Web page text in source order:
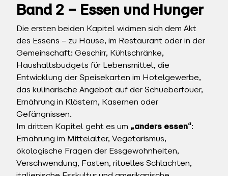
Band 2 – Essen und Hunger
Die ersten beiden Kapitel widmen sich dem Akt
des Essens – zu Hause, im Restaurant oder in der
Gemeinschaft: Geschirr, Kühlschränke,
Haushaltsbudgets für Lebensmittel, die
Entwicklung der Speisekarten im Hotelgewerbe,
das kulinarische Angebot auf der Schueberfouer,
Ernährung in Klöstern, Kasernen oder
Gefängnissen.
Im dritten Kapitel geht es um „anders essen“:
Ernährung im Mittelalter, Vegetarismus,
ökologische Fragen der Essgewohnheiten,
Verschwendung, Fasten, rituelles Schlachten,